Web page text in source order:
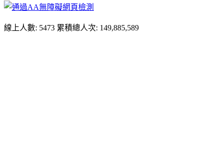
線上人數: 5473 累積總人次: 149,885,589